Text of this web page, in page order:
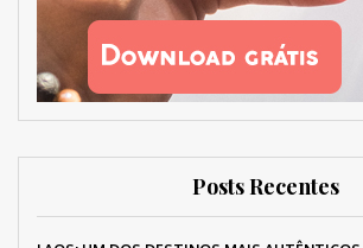
Posts Recentes